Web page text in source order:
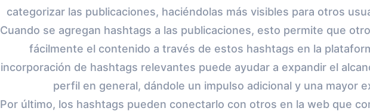
categorizar las publicaciones, haciéndolas más visibles para otros
Cuando se agregan hashtags a las publicaciones, esto permite que
fácilmente el contenido a través de estos hashtags en la
incorporación de hashtags relevantes puede ayudar a expandir el
perfil en general, dándole un impulso adicional y una mayor
Por último, los hashtags pueden conectarlo con otros en la web que